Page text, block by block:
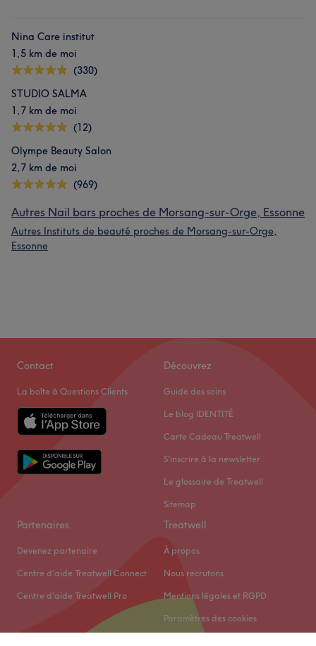
Nina Care institut
1,5 km de moi
(330)
STUDIO SALMA
1,7 km de moi
(12)
Olympe Beauty Salon
2,7 km de moi
(969)
Autres Nail bars proches de Morsang-sur-Orge, Essonne
Autres Instituts de beauté proches de Morsang-sur-Orge,
Essonne
Contact
La boîte à Questions Clients
Découvrez
Guide des soins
Le blog IDENTITÉ
Carte Cadeau Treatwell
S'inscrire à la newsletter
Le glossaire de Treatwell
Sitemap
Partenaires
Devenez partenaire
Centre d'aide Treatwell Connect
Centre d'aide Treatwell Pro
Treatwell
À propos
Nous recrutons
Mentions légales et RGPD
Paramètres des cookies